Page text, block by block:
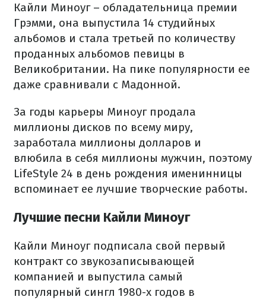
Кайли Миноуг – обладательница премии
Грэмми, она выпустила 14 студийных
альбомов и стала третьей по количеству
проданных альбомов певицы в
Великобритании. На пике популярности ее
даже сравнивали с Мадонной.
За годы карьеры Миноуг продала
миллионы дисков по всему миру,
заработала миллионы долларов и
влюбила в себя миллионы мужчин, поэтому
LifeStyle 24 в день рождения именинницы
вспоминает ее лучшие творческие работы.
Лучшие песни Кайли Миноуг
Кайли Миноуг подписала свой первый
контракт со звукозаписывающей
компанией и выпустила самый
популярный сингл 1980-х годов в